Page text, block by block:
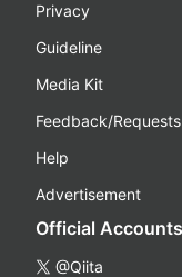
Privacy
Guideline
Media Kit
Feedback/Requests
Help
Advertisement
Official Accounts
@Qiita